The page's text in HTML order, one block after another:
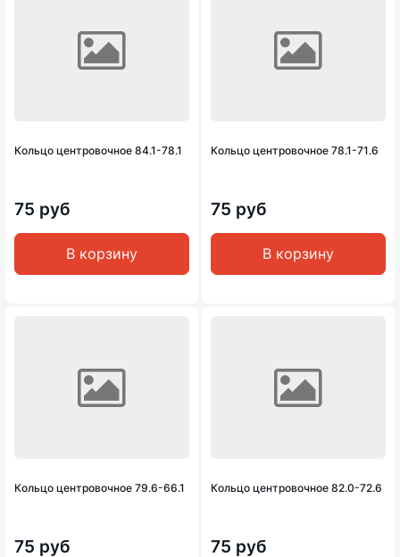
Кольцо центровочное 84.1-78.1
75 руб
В корзину
Кольцо центровочное 78.1-71.6
75 руб
В корзину
Кольцо центровочное 79.6-66.1
75 руб
Кольцо центровочное 82.0-72.6
75 руб